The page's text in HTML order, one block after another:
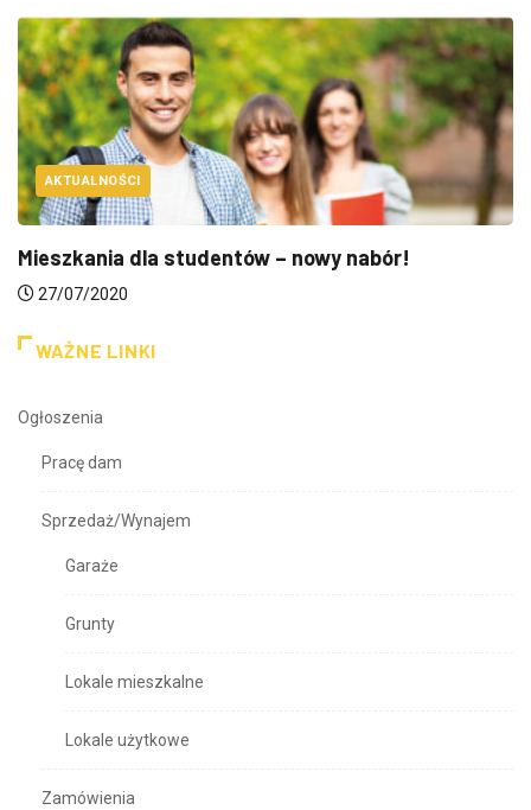
AKTUALNOŚCI
Mieszkania dla studentów – nowy nabór!
27/07/2020
WAŻNE LINKI
Ogłoszenia
Pracę dam
Sprzedaż/Wynajem
Garaże
Grunty
Lokale mieszkalne
Lokale użytkowe
Zamówienia